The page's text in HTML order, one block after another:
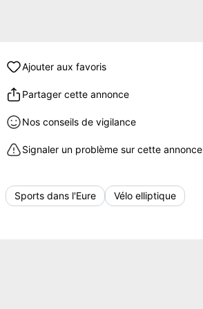
Ajouter aux favoris
Partager cette annonce
Nos conseils de vigilance
Signaler un problème sur cette annonce
Sports dans l'Eure Vélo elliptique